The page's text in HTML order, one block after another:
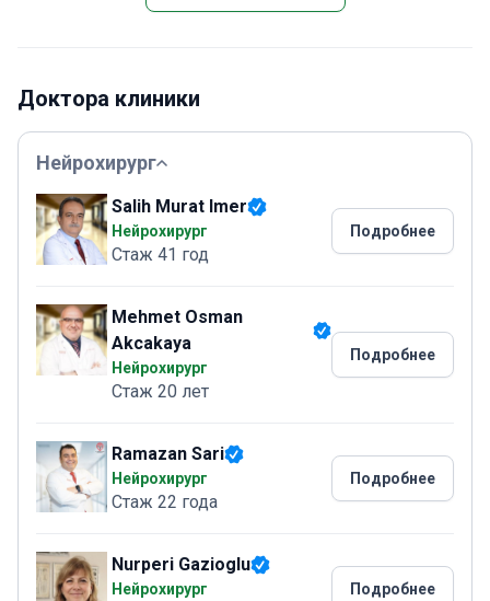
Доктора клиники
Нейрохирург
Salih Murat Imer
Нейрохирург
Стаж 41 год
Подробнее
Mehmet Osman
Akcakaya
Нейрохирург
Стаж 20 лет
Подробнее
Ramazan Sari
Нейрохирург
Стаж 22 года
Подробнее
Nurperi Gazioglu
Нейрохирург Подробнее